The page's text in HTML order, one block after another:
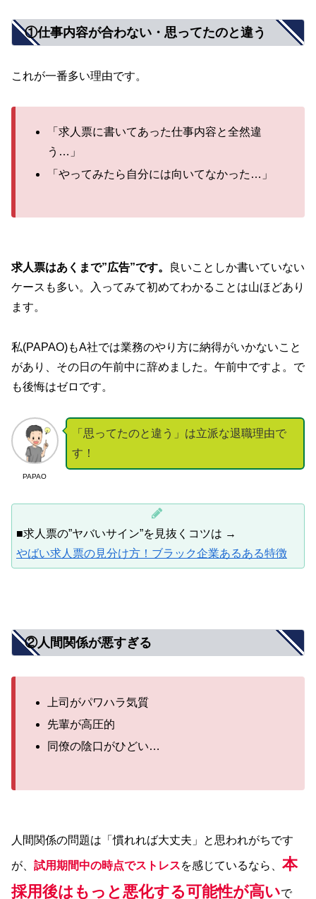
①仕事内容が合わない・思ってたのと違う
これが一番多い理由です。
「求人票に書いてあった仕事内容と全然違
う…」
「やってみたら自分には向いてなかった…」
求人票はあくまで”広告”です。
良いことしか書いていない
ケースも多い。入ってみて初めてわかることは山ほどあり
ます。
私(PAPAO)もA社では業務のやり方に納得がいかないこと
があり、その日の午前中に辞めました。午前中ですよ。で
も後悔はゼロです。
PAPAO
「思ってたのと違う」は立派な退職理由で
す！
■求人票の”ヤバいサイン”を見抜くコツは →
やばい求人票の見分け方！ブラック企業あるある特徴
②人間関係が悪すぎる
上司がパワハラ気質
先輩が高圧的
同僚の陰口がひどい…
人間関係の問題は「慣れれば大丈夫」と思われがちです
が、 試用期間中の時点でストレスを感じているなら、 本
採用後はもっと悪化する可能性が高いで